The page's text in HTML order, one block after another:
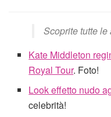
Scoprite tutte
Kate Middleton
Royal Tour. Foto!
Look effetto nudo
celebrità!